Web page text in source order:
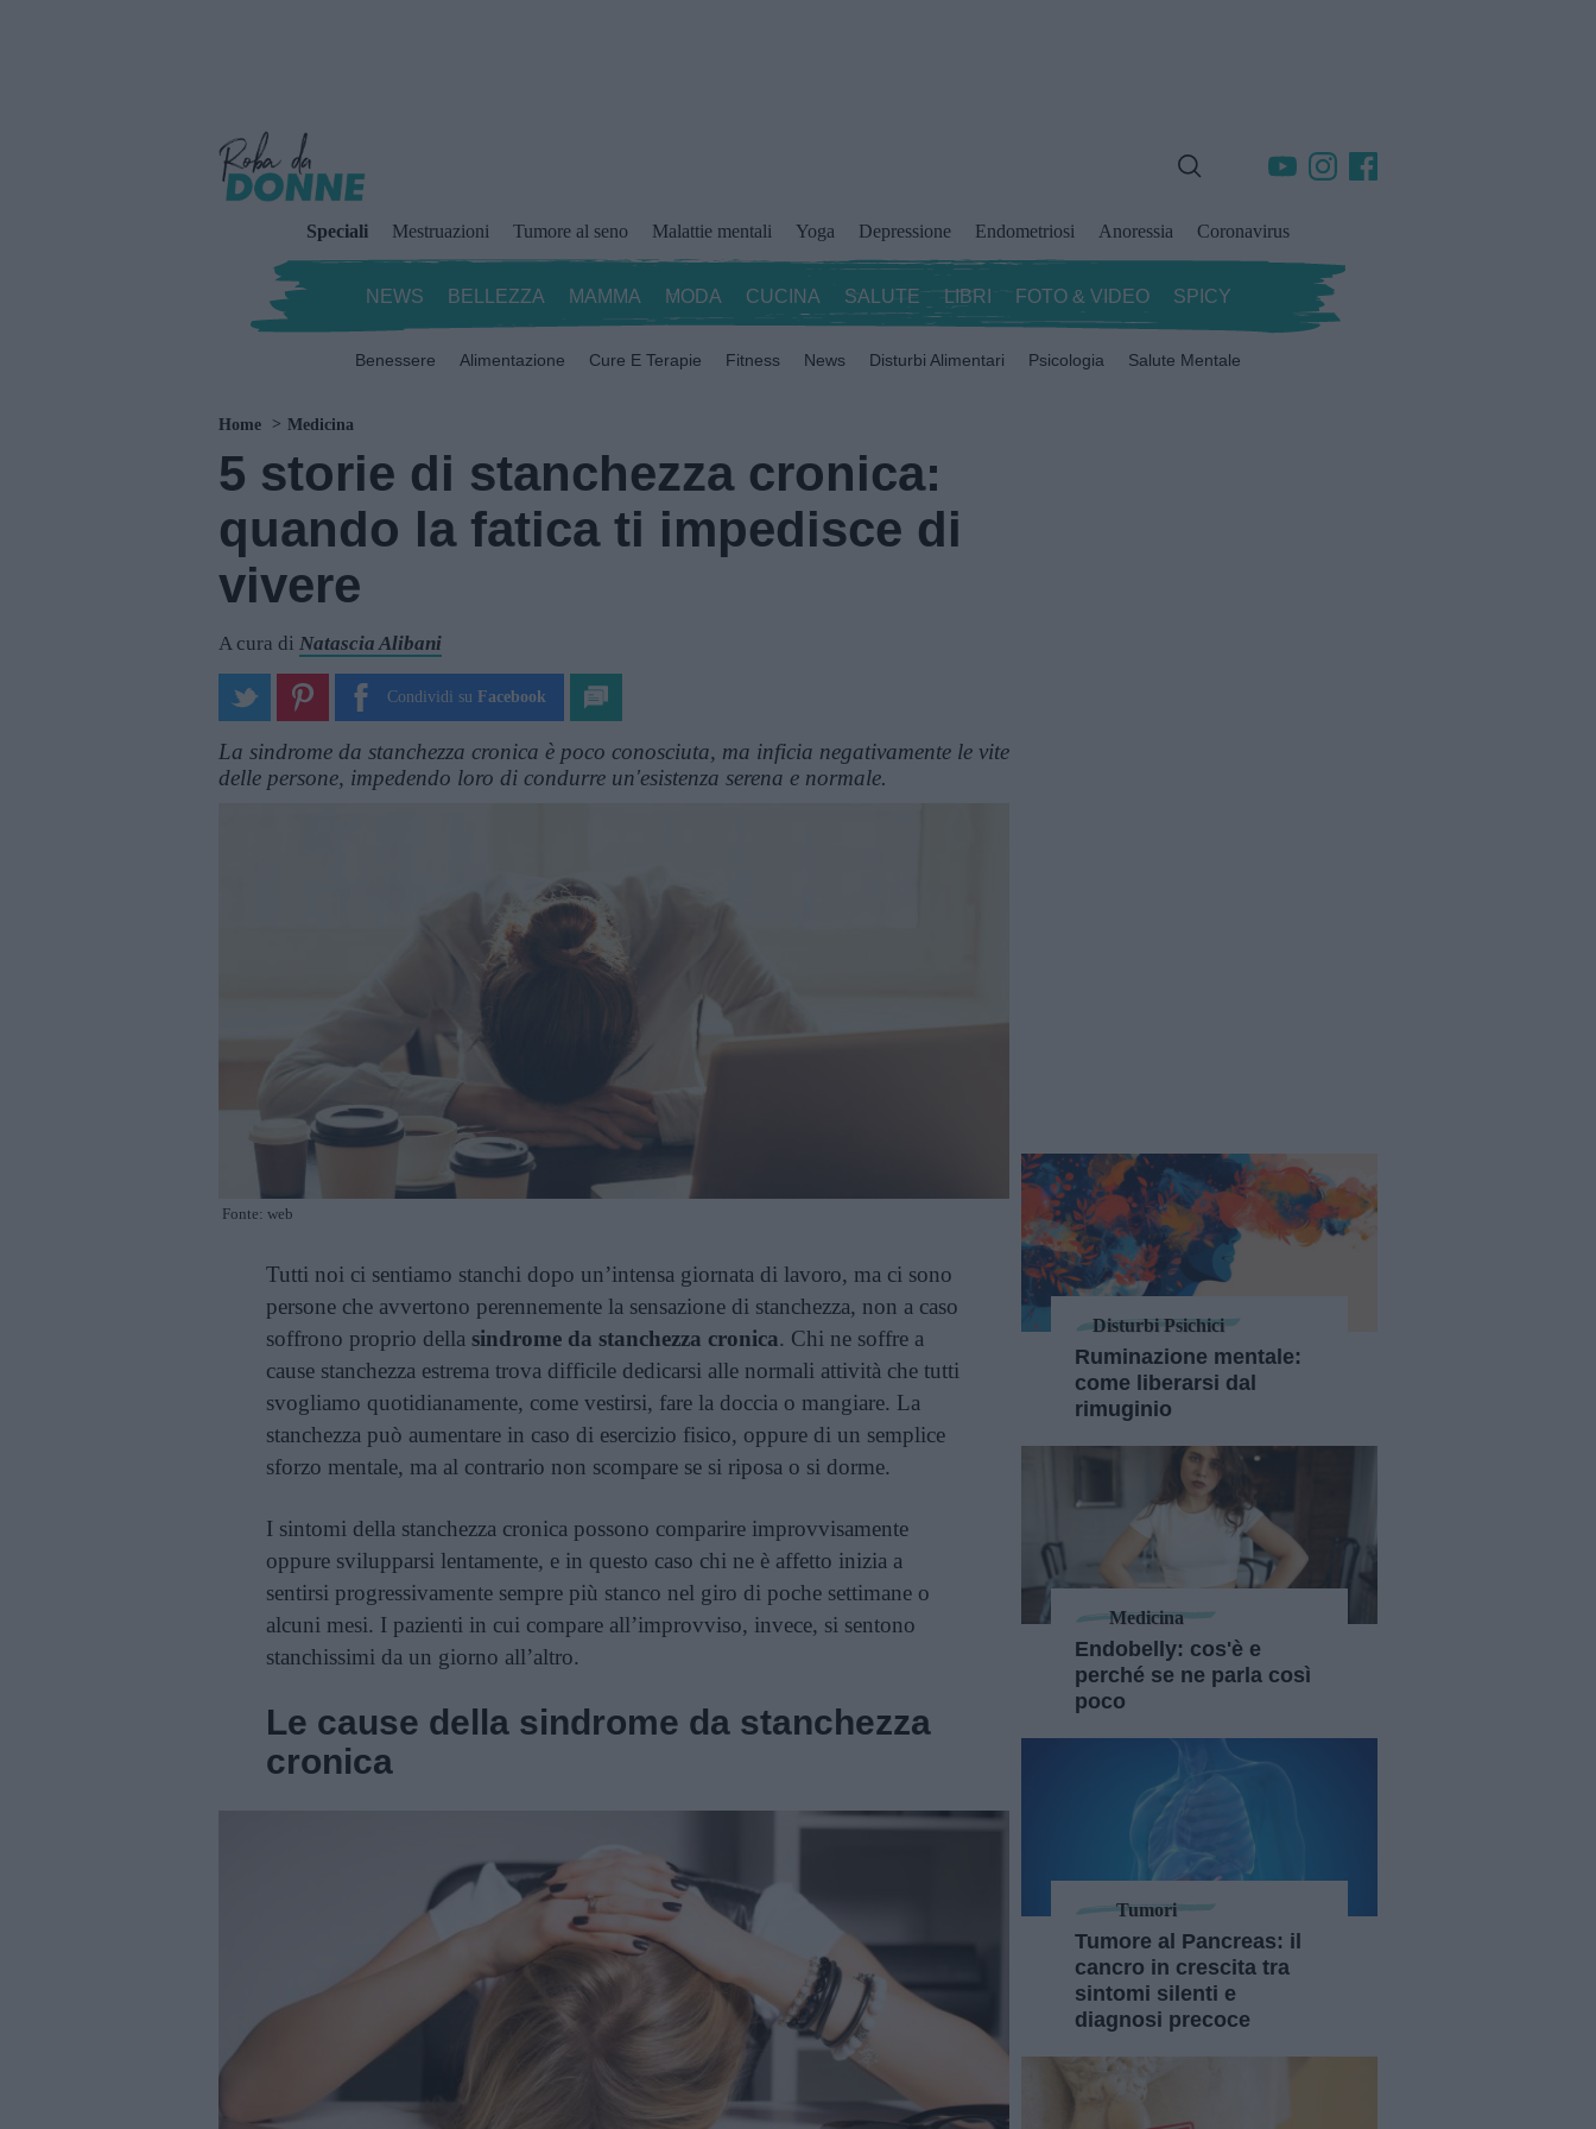
Speciali Mestruazioni Tumore al seno Malattie mentali Yoga Depressione Endometriosi Anoressia Coronavirus
NEWS BELLEZZA MAMMA MODA CUCINA SALUTE LIBRI FOTO & VIDEO SPICY
Benessere Alimentazione Cure E Terapie Fitness News Disturbi Alimentari Psicologia Salute Mentale
Home Medicina
5 storie di stanchezza cronica:
quando la fatica ti impedisce di
vivere
A cura di Natascia Alibani
Condividi su Facebook
La sindrome da stanchezza cronica è poco conosciuta, ma inficia negativamente le vite
delle persone, impedendo loro di condurre un'esistenza serena e normale.
Fonte: web
Tutti noi ci sentiamo stanchi dopo un’intensa giornata di lavoro, ma ci sono
persone che avvertono perennemente la sensazione di stanchezza, non a caso
soffrono proprio della sindrome da stanchezza cronica. Chi ne soffre a
cause stanchezza estrema trova difficile dedicarsi alle normali attività che tutti
svogliamo quotidianamente, come vestirsi, fare la doccia o mangiare. La
stanchezza può aumentare in caso di esercizio fisico, oppure di un semplice
sforzo mentale, ma al contrario non scompare se si riposa o si dorme.
I sintomi della stanchezza cronica possono comparire improvvisamente
oppure svilupparsi lentamente, e in questo caso chi ne è affetto inizia a
sentirsi progressivamente sempre più stanco nel giro di poche settimane o
alcuni mesi. I pazienti in cui compare all’improvviso, invece, si sentono
stanchissimi da un giorno all’altro.
Le cause della sindrome da stanchezza
cronica
Disturbi Psichici
Ruminazione mentale:
come liberarsi dal
rimuginio
Medicina
Endobelly: cos'è e
perché se ne parla così
poco
Tumori
Tumore al Pancreas: il
cancro in crescita tra
sintomi silenti e
diagnosi precoce